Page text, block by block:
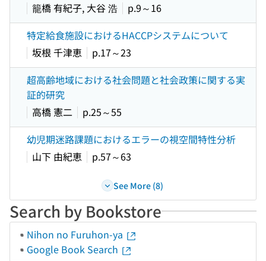
籠橋 有紀子, 大谷 浩
p.9～16
特定給食施設におけるHACCPシステムについて
坂根 千津恵
p.17～23
超高齢地域における社会問題と社会政策に関する実
証的研究
高橋 憲二
p.25～55
幼児期迷路課題におけるエラーの視空間特性分析
山下 由紀恵
p.57～63
See More (8)
Search by Bookstore
Nihon no Furuhon-ya
Google Book Search